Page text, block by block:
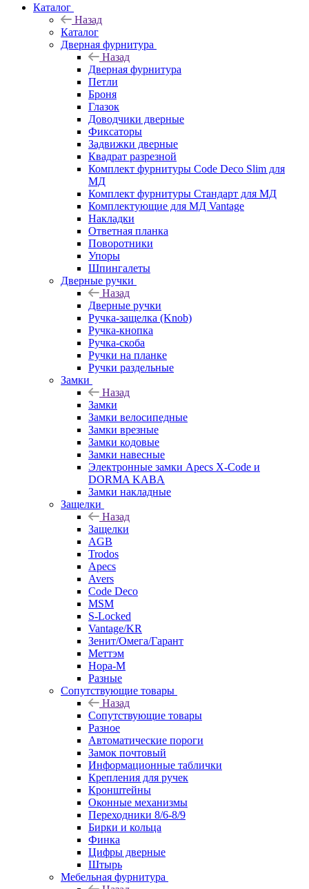
Каталог
Назад
Каталог
Дверная фурнитура
Назад
Дверная фурнитура
Петли
Броня
Глазок
Доводчики дверные
Фиксаторы
Задвижки дверные
Квадрат разрезной
Комплект фурнитуры Code Deco Slim для
МД
Комплект фурнитуры Стандарт для МД
Комплектующие для МД Vantage
Накладки
Ответная планка
Поворотники
Упоры
Шпингалеты
Дверные ручки
Назад
Дверные ручки
Ручка-защелка (Knob)
Ручка-кнопка
Ручка-скоба
Ручки на планке
Ручки раздельные
Замки
Назад
Замки
Замки велосипедные
Замки врезные
Замки кодовые
Замки навесные
Электронные замки Apecs X-Code и
DORMA KABA
Замки накладные
Защелки
Назад
Защелки
AGB
Trodos
Apecs
Avers
Code Deco
MSM
S-Locked
Vantage/KR
Зенит/Омега/Гарант
Меттэм
Нора-М
Разные
Сопутствующие товары
Назад
Сопутствующие товары
Разное
Автоматические пороги
Замок почтовый
Информационные таблички
Крепления для ручек
Кронштейны
Оконные механизмы
Переходники 8/6-8/9
Бирки и кольца
Финка
Цифры дверные
Штырь
Мебельная фурнитура